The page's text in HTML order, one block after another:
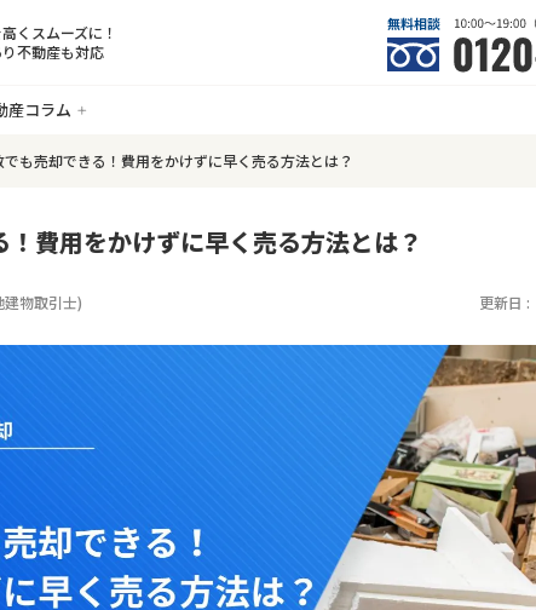
くスムーズに！
不動産も対応
産コラム
でも売却できる！費用をかけずに早く売る方法とは？
費用をかけずに早く売る方法とは？
建物取引士) 更新日 :